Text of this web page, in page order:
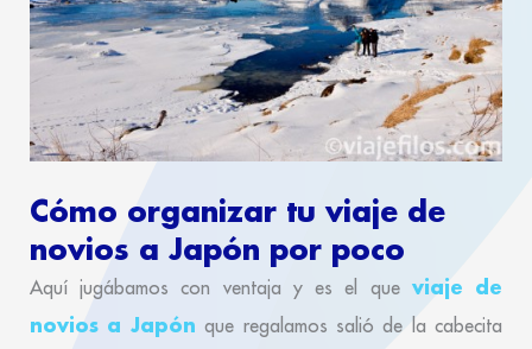
Cómo organizar tu viaje de
novios a Japón por poco
Aquí jugábamos con ventaja y es el que viaje de
novios a Japón que regalamos salió de la cabecita